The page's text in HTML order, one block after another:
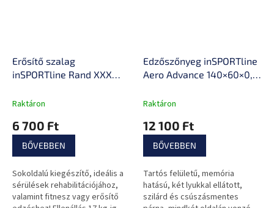
Erősítő szalag
inSPORTline Rand XXX
kerület 208cm, hossz
Raktáron
6 700 Ft
BŐVEBBEN
Sokoldalú kiegészítő, ideális a
sérülések rehabilitációjához,
valamint fitnesz vagy erősítő
Edzőszőnyeg inSPORTline
Aero Advance 140×60×0,9
vonzó színek, akasztólyuk
Raktáron
12 100 Ft
BŐVEBBEN
Tartós felületű, memória
hatású, két lyukkal ellátott,
szilárd és csúszásmentes